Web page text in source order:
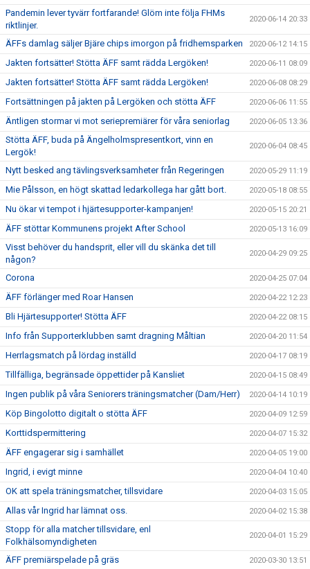
Pandemin lever tyvärr fortfarande! Glöm inte följa FHMs
riktlinjer.
2020-06-14 20:33
ÄFFs damlag säljer Bjäre chips imorgon på fridhemsparken 2020-06-12 14:15
Jakten fortsätter! Stötta ÄFF samt rädda Lergöken! 2020-06-11 08:09
Jakten fortsätter! Stötta ÄFF samt rädda Lergöken! 2020-06-08 08:29
Fortsättningen på jakten på Lergöken och stötta ÄFF 2020-06-06 11:55
Äntligen stormar vi mot seriepremiärer för våra seniorlag 2020-06-05 13:36
Stötta ÄFF, buda på Ängelholmspresentkort, vinn en
Lergök!
2020-06-04 08:45
Nytt besked ang tävlingsverksamheter från Regeringen 2020-05-29 11:19
Mie Pålsson, en högt skattad ledarkollega har gått bort. 2020-05-18 08:55
Nu ökar vi tempot i hjärtesupporter-kampanjen! 2020-05-15 20:21
ÄFF stöttar Kommunens projekt After School 2020-05-13 16:09
Visst behöver du handsprit, eller vill du skänka det till
någon?
2020-04-29 09:25
Corona 2020-04-25 07:04
ÄFF förlänger med Roar Hansen 2020-04-22 12:23
Bli Hjärtesupporter! Stötta ÄFF 2020-04-22 08:15
Info från Supporterklubben samt dragning Måltian 2020-04-20 11:54
Herrlagsmatch på lördag inställd 2020-04-17 08:19
Tillfälliga, begränsade öppettider på Kansliet 2020-04-15 08:49
Ingen publik på våra Seniorers träningsmatcher (Dam/Herr) 2020-04-14 10:19
Köp Bingolotto digitalt o stötta ÄFF 2020-04-09 12:59
Korttidspermittering 2020-04-07 15:32
ÄFF engagerar sig i samhället 2020-04-05 19:00
Ingrid, i evigt minne 2020-04-04 10:40
OK att spela träningsmatcher, tillsvidare 2020-04-03 15:05
Allas vår Ingrid har lämnat oss. 2020-04-02 15:38
Stopp för alla matcher tillsvidare, enl
Folkhälsomyndigheten
2020-04-01 15:29
ÄFF premiärspelade på gräs 2020-03-30 13:51